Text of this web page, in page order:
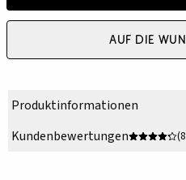
Auf die
Produktinformationen
Kundenbewertungen